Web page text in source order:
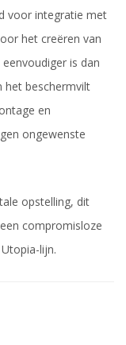
voor integratie met
het creëren van
is dan
het beschermvilt
en
ongewenste
opstelling, dit
compromisloze
lijn.